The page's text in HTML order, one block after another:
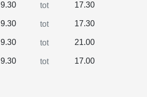
9.30 tot 17.30
9.30 tot 17.30
9.30 tot 21.00
9.30 tot 17.00